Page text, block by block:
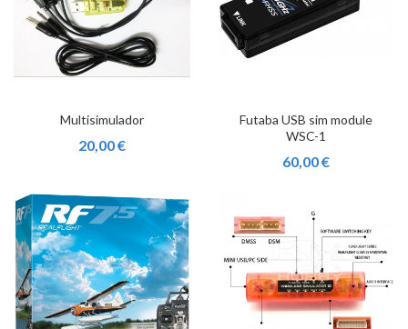
Multisimulador
20,00 €
Futaba USB sim module
WSC-1
60,00 €